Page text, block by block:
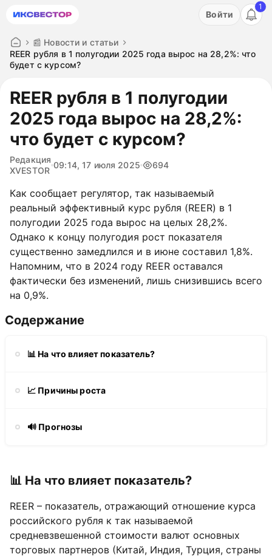
Акция: бесплатный пробный период на 3 дня!
Войти
1
📰 Новости и статьи
REER рубля в 1 полугодии 2025 года вырос на 28,2%: что
будет с курсом?
REER рубля в 1 полугодии
2025 года вырос на 28,2%:
что будет с курсом?
Редакция
XVESTOR
09:14, 17 июля 2025 694
Как сообщает регулятор, так называемый
реальный эффективный курс рубля (REER) в 1
полугодии 2025 года вырос на целых 28,2%.
Однако к концу полугодия рост показателя
существенно замедлился и в июне составил 1,8%.
Напомним, что в 2024 году REER оставался
фактически без изменений, лишь снизившись всего
на 0,9%.
Содержание
📊 На что влияет показатель?
📈 Причины роста
🔊 Прогнозы
📊 На что влияет показатель?
REER – показатель, отражающий отношение курса
российского рубля к так называемой
средневзвешенной стоимости валют основных
торговых партнеров (Китай, Индия, Турция, страны